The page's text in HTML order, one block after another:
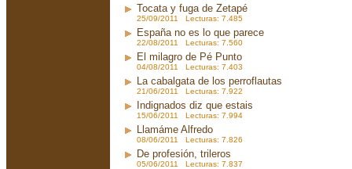
Tocata y fuga de Zetapé
25/09/2011 Lecturas: 7.485
España no es lo que parece
22/08/2011 Lecturas: 7.560
El milagro de Pé Punto
04/08/2011 Lecturas: 7.403
La cabalgata de los perroflautas
21/06/2011 Lecturas: 7.922
Indignados diz que estais
15/06/2011 Lecturas: 7.994
Llamáme Alfredo
08/06/2011 Lecturas: 7.826
De profesión, trileros
05/06/2011 Lecturas: 7.837